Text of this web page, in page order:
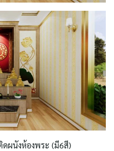
ดผนังห้องพระ (มี6สี)